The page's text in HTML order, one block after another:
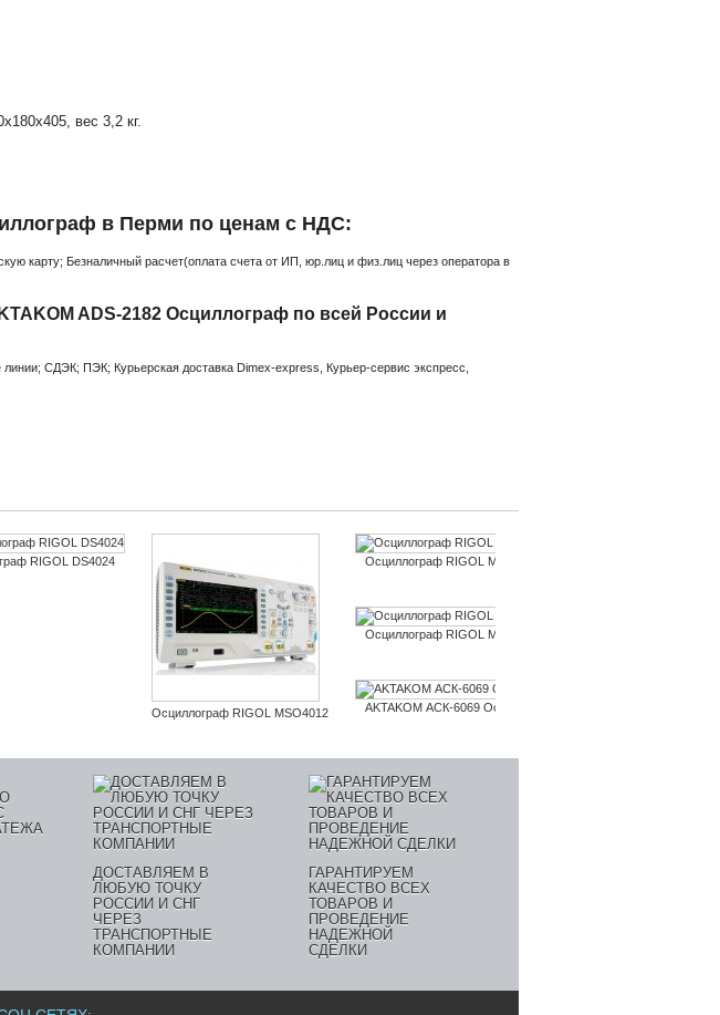
вес 3,2 кг.
в Перми по ценам с НДС:
карту; Безналичный расчет(оплата счета от ИП, юр.лиц и физ.лиц через оператора в
ADS-2182 Осциллограф по всей России и
СДЭК; ПЭК; Курьерская доставка Dimex-express, Курьер-сервис экспресс,
RIGOL DS4024
Осциллограф RIGOL MSO4012
Осциллограф RIGOL MSO4014
Осциллограф RIGOL MSO4054
AKTAKOM АСК-6069 Осциллограф
ДОСТАВЛЯЕМ В
ЛЮБУЮ ТОЧКУ
РОССИИ И СНГ
ЧЕРЕЗ
ТРАНСПОРТНЫЕ
КОМПАНИИ
ГАРАНТИРУЕМ
КАЧЕСТВО ВСЕХ
ТОВАРОВ И
ПРОВЕДЕНИЕ
НАДЕЖНОЙ
СДЕЛКИ